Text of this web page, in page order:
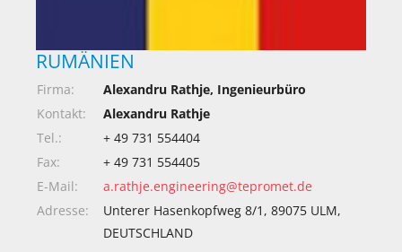
RUMÄNIEN
Firma:
Alexandru Rathje, Ingenieurbüro
Kontakt:
Alexandru Rathje
Tel.:
+ 49 731 554404
Fax:
+ 49 731 554405
E-Mail:
a.rathje.engineering@tepromet.de
Adresse:
Unterer Hasenkopfweg 8/1, 89075 ULM,
DEUTSCHLAND